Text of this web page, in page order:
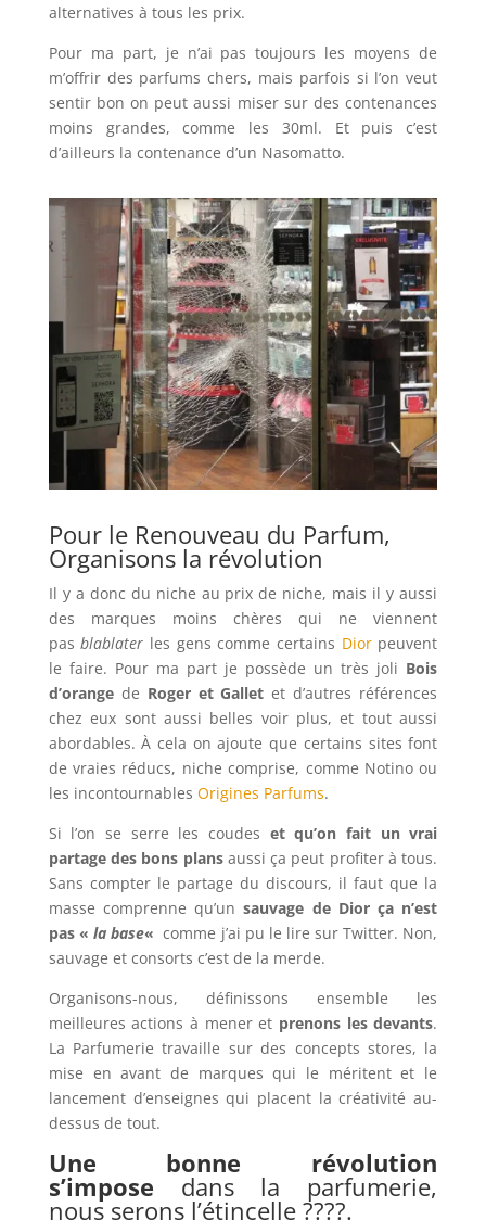
alternatives à tous les prix.
Pour ma part, je n’ai pas toujours les moyens de
m’offrir des parfums chers, mais parfois si l’on veut
sentir bon on peut aussi miser sur des contenances
moins grandes, comme les 30ml. Et puis c’est
d’ailleurs la contenance d’un Nasomatto.
Pour le Renouveau du Parfum,
Organisons la révolution
Il y a donc du niche au prix de niche, mais il y aussi
des marques moins chères qui ne viennent
pas blablater les gens comme certains Diorpeuvent
le faire. Pour ma part je possède un très joli Bois
d’orange de Roger et Gallet et d’autres références
chez eux sont aussi belles voir plus, et tout aussi
abordables. À cela on ajoute que certains sites font
de vraies réducs, niche comprise, comme Notino ou
les incontournables Origines Parfums.
Si l’on se serre les coudes et qu’on fait un vrai
partage des bons plans aussi ça peut profiter à tous.
Sans compter le partage du discours, il faut que la
masse comprenne qu’un sauvage de Dior ça n’est
pas «la base« comme j’ai pu le lire sur Twitter. Non,
sauvage et consorts c’est de la merde.
Organisons-nous, définissons ensemble les
meilleures actions à mener et prenons les devants.
La Parfumerie travaille sur des concepts stores, la
mise en avant de marques qui le méritent et le
lancement d’enseignes qui placent la créativité au-
dessus de tout.
Une bonne révolution
s’impose dans la parfumerie,
nous serons l’étincelle ????.